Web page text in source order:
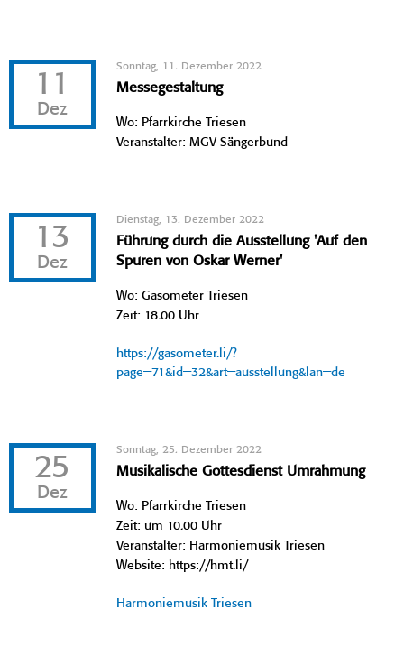
11
Dez
Sonntag, 11. Dezember 2022
Messegestaltung
Wo: Pfarrkirche Triesen
Veranstalter: MGV Sängerbund
13
Dez
Dienstag, 13. Dezember 2022
Führung durch die Ausstellung 'Auf den
Spuren von Oskar Werner'
Wo: Gasometer Triesen
Zeit: 18.00 Uhr
https://gasometer.li/?
page=71&id=32&art=ausstellung&lan=de
25
Dez
Sonntag, 25. Dezember 2022
Musikalische Gottesdienst Umrahmung
Wo: Pfarrkirche Triesen
Zeit: um 10.00 Uhr
Veranstalter: Harmoniemusik Triesen
Website: https://hmt.li/
Harmoniemusik Triesen